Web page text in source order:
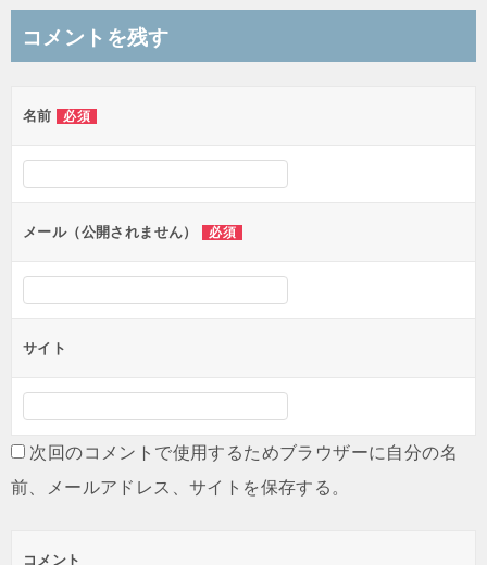
コメントを残す
名前 必須
メール（公開されません） 必須
サイト
次回のコメントで使用するためブラウザーに自分の名
前、メールアドレス、サイトを保存する。
コメント